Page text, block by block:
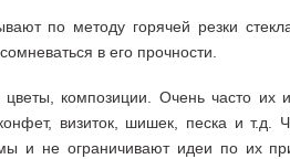
по методу горячей резки
в его прочности.
композиции. Очень часто их
визиток, шишек, песка и т.д.
и не ограничивают идеи по их